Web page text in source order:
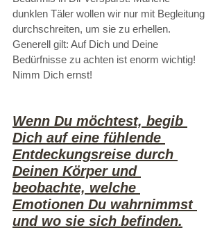
dunklen Täler wollen wir nur mit Begleitung
durchschreiten, um sie zu erhellen.
Generell gilt: Auf Dich und Deine
Bedürfnisse zu achten ist enorm wichtig!
Nimm Dich ernst!
Wenn Du möchtest, begib
Dich auf eine fühlende
Entdeckungsreise durch
Deinen Körper und
beobachte, welche
Emotionen Du wahrnimmst
und wo sie sich befinden.